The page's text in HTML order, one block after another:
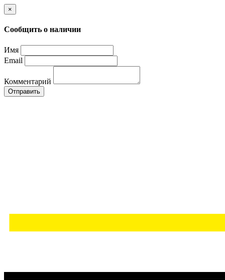
×
Сообщить о наличии
Имя
Email
Комментарий
Отправить